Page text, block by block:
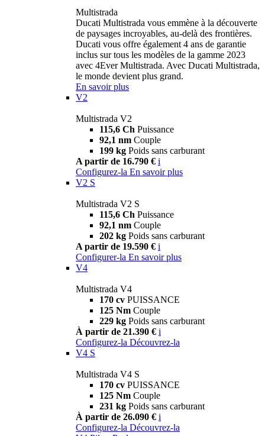
Multistrada
Ducati Multistrada vous emmène à la découverte
de paysages incroyables, au-delà des frontières.
Ducati vous offre également 4 ans de garantie
inclus sur tous les modèles de la gamme 2023
avec 4Ever Multistrada. Avec Ducati Multistrada,
le monde devient plus grand.
En savoir plus
V2
Multistrada V2
115,6 Ch Puissance
92,1 nm Couple
199 kg Poids sans carburant
A partir de 16.790 € i
Configurez-la En savoir plus
V2 S
Multistrada V2 S
115,6 Ch Puissance
92,1 nm Couple
202 kg Poids sans carburant
A partir de 19.590 € i
Configurer-la En savoir plus
V4
Multistrada V4
170 cv PUISSANCE
125 Nm Couple
229 kg Poids sans carburant
À partir de 21.390 € i
Configurez-la Découvrez-la
V4 S
Multistrada V4 S
170 cv PUISSANCE
125 Nm Couple
231 kg Poids sans carburant
À partir de 26.090 € i
Configurez-la Découvrez-la